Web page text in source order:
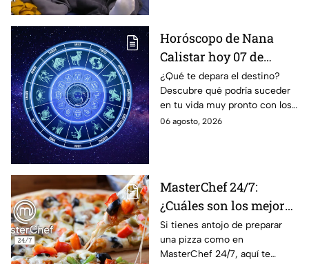
Horóscopo de Nana
Calistar hoy 07 de
agosto; estos signos
podrían dejar de estar
solteros más pronto de
lo que imaginan y
¿Qué te depara el destino?
Descubre qué podría suceder
en tu vida muy pronto con los
horóscopos de Nana Calistar;
06 agosto, 2026
MasterChef 24/7:
¿Cuáles son los mejores
quesos para preparar
pizza en casa?
Si tienes antojo de preparar
una pizza como en
MasterChef 24/7, aquí te